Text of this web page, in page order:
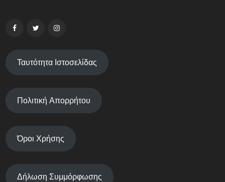
Ταυτότητα Ιστοσελίδας
Πολιτική Απορρήτου
Όροι Χρήσης
Δήλωση Συμμόρφωσης